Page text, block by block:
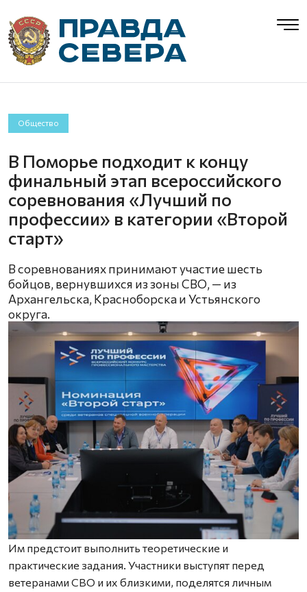
Общество
В Поморье подходит к концу
финальный этап всероссийского
соревнования «Лучший по
профессии» в категории «Второй
старт»
В соревнованиях принимают участие шесть
бойцов, вернувшихся из зоны СВО, — из
Архангельска, Красноборска и Устьянского
округа.
Им предстоит выполнить теоретические и
практические задания. Участники выступят перед
ветеранами СВО и их близкими, поделятся личным